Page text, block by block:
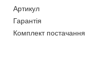
Артикул
Гарантія
Комплект постачання